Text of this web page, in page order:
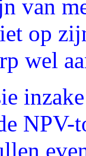
van
op
wel